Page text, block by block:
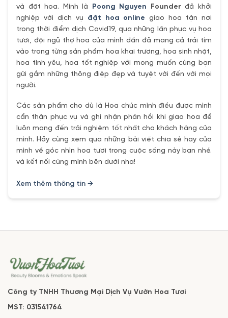
và đặt hoa. Mình là
Poong Nguyen Founder đã khởi
nghiệp với dịch vụ đặt hoa online giao hoa tận nơi
trong thời điểm dịch Covid19, qua những lần phục vụ hoa
tươi, đội ngũ thợ hoa của mình dần đã mang cả trái tím
vào trong từng sản phẩm hoa khai trương, hoa sinh nhật,
hoa tình yêu, hoa tốt nghiệp với mong muốn cùng bạn
gửi gắm những thông điệp đẹp và tuyệt vời đến với mọi
người.
Các sản phẩm cho dù là Hoa chúc mình điều được mình
cẩn thận phục vụ và ghi nhận phản hồi khi giao hoa để
luôn mang đến trải nghiệm tốt nhất cho khách hàng của
mình. Hãy cùng xem qua những bài viết chia sẻ hay của
mình về góc nhìn hoa tươi trong cuộc sống này bạn nhé.
và kết nối cùng mình bên dưới nha!
Xem thêm thông tin →
Công ty TNHH Thương Mại Dịch Vụ Vườn Hoa Tươi
MST: 031541764